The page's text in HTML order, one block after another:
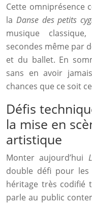
Cette omniprésence
la Danse des petits
musique
secondes même par
et du ballet. En
sans en avoir
chances que ce soit
Défis
la mise en
artistique
Monter aujourd’hui
double défi pour
héritage très codifié
parle au public